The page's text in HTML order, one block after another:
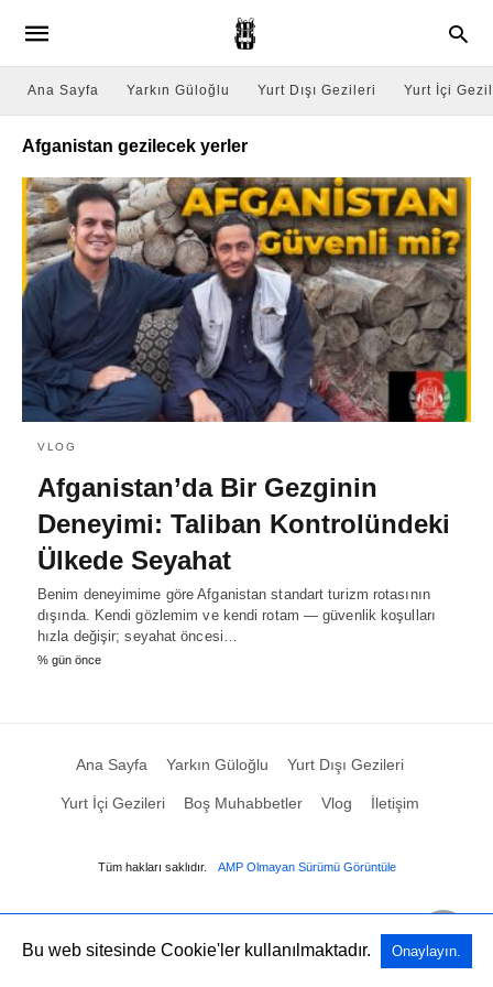
Ana Sayfa Yarkın Güloğlu Yurt Dışı Gezileri Yurt İçi
Afganistan gezilecek yerler
VLOG
Afganistan’da Bir Gezginin
Deneyimi: Taliban Kontrolündeki
Ülkede Seyahat
Benim deneyimime göre Afganistan standart turizm rotasının
dışında. Kendi gözlemim ve kendi rotam — güvenlik koşulları
hızla değişir; seyahat öncesi…
% gün önce
Ana Sayfa Yarkın Güloğlu Yurt Dışı Gezileri
Yurt İçi Gezileri Boş Muhabbetler Vlog İletişim
Tüm hakları saklıdır. AMP Olmayan Sürümü Görüntüle
Bu web sitesinde Cookie'ler kullanılmaktadır. Onaylayın.